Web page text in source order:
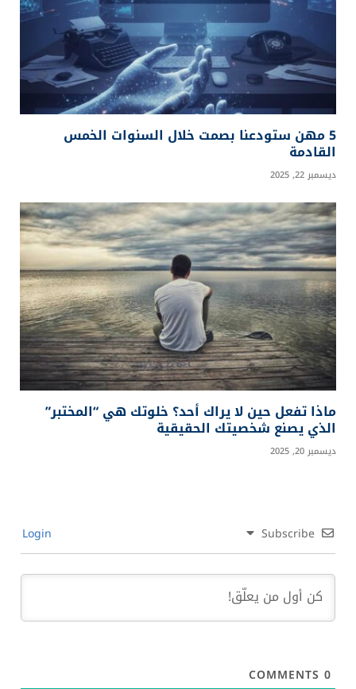
5 مهن ستودعنا بصمت خلال السنوات الخمس
القادمة
ديسمبر 22, 2025
ماذا تفعل حين لا يراك أحد؟ خلوتك هي “المختبر”
الذي يصنع شخصيتك الحقيقية
ديسمبر 20, 2025
Subscribe
0